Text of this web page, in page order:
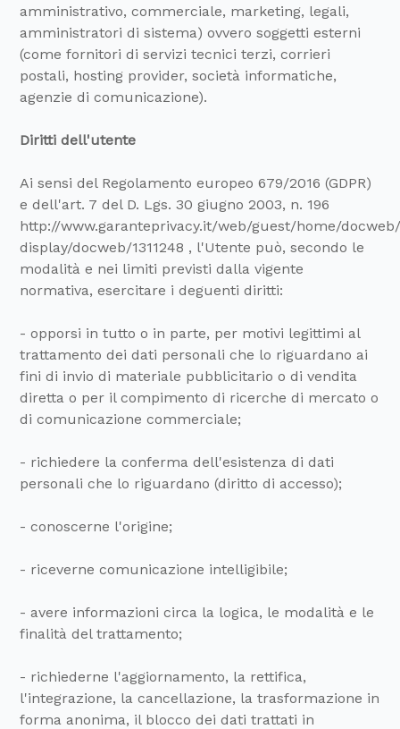
amministrativo, commerciale, marketing, legali,
amministratori di sistema) ovvero soggetti esterni
(come fornitori di servizi tecnici terzi, corrieri
postali, hosting provider, società informatiche,
agenzie di comunicazione).
Diritti dell'utente
Ai sensi del Regolamento europeo 679/2016 (GDPR)
e dell'art. 7 del D. Lgs. 30 giugno 2003, n. 196
http://www.garanteprivacy.it/web/guest/home/
display/docweb/1311248 , l'Utente può, secondo le
modalità e nei limiti previsti dalla vigente
normativa, esercitare i deguenti diritti:
- opporsi in tutto o in parte, per motivi legittimi al
trattamento dei dati personali che lo riguardano ai
fini di invio di materiale pubblicitario o di vendita
diretta o per il compimento di ricerche di mercato o
di comunicazione commerciale;
- richiedere la conferma dell'esistenza di dati
personali che lo riguardano (diritto di accesso);
- conoscerne l'origine;
- riceverne comunicazione intelligibile;
- avere informazioni circa la logica, le modalità e le
finalità del trattamento;
- richiederne l'aggiornamento, la rettifica,
l'integrazione, la cancellazione, la trasformazione in
forma anonima, il blocco dei dati trattati in